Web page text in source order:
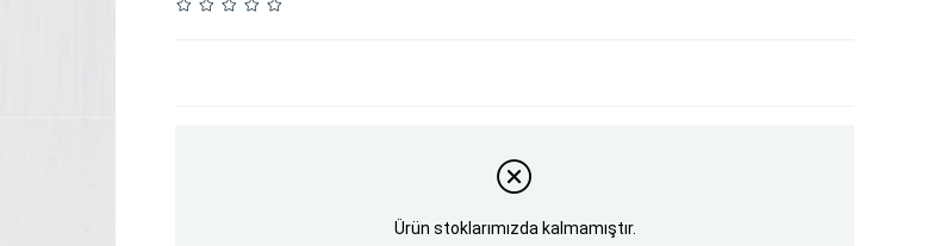
Ürün stoklarımızda kalmamıştır.